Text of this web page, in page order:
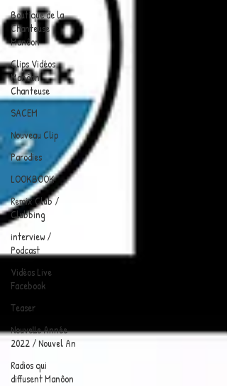
Boutique de la
Chanteuse
Manôon
Clips Vidéos
Manôon
Chanteuse
SACEM
Nouveau Clip
Parodies
LOOKBOOK
Remix Club /
Clubbing
interview /
Podcast
Vidéos Live
Facebook
Teaser
Nouvelle Année
2022 / Nouvel An
Radios qui
diffusent Manôon